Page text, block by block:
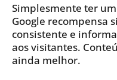
Simplesmente ter
Google recompensa
consistente e
aos visitantes.
ainda melhor.